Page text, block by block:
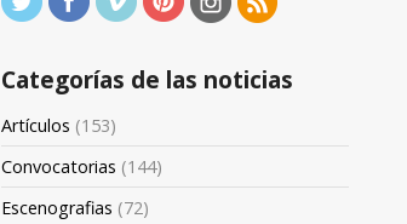
Categorías de las noticias
Artículos (153)
Convocatorias (144)
Escenografias (72)